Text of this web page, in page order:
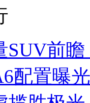
SUV前
配置曝